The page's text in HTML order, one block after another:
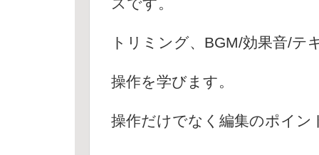
トリミング、BGM/効果音/テ
操作を学びます。
操作だけでなく編集のポイン